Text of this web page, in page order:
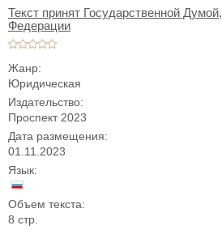
Текст принят Государственной Думой,
Федерации
Жанр:
Юридическая
Издательство:
Проспект 2023
Дата размещения:
01.11.2023
Язык:
Объем текста:
8 стр.